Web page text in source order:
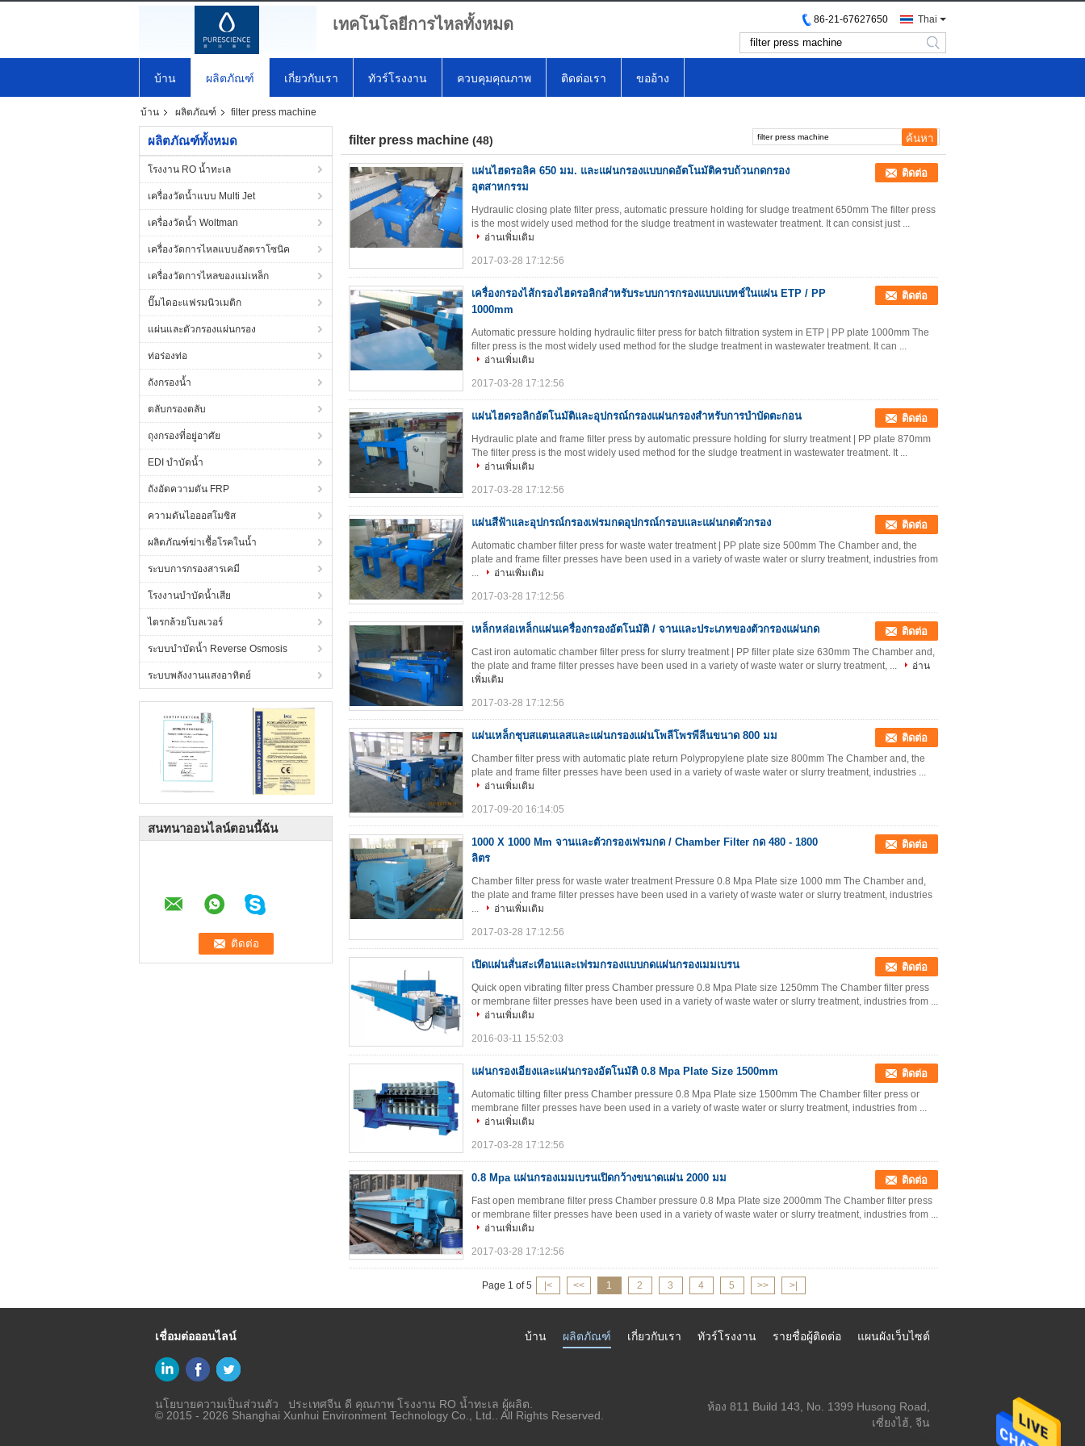
เทคโนโลยีการไหลทั้งหมด Thai
86-21-67627650
search
บ้าน ผลิตภัณฑ์ เกี่ยวกับเรา ทัวร์โรงงาน ควบคุมคุณภาพ ติดต่อเรา ขออ้าง
บ้าน ผลิตภัณฑ์ filter press machine
ผลิตภัณฑ์ทั้งหมด
โรงงาน RO น้ำทะเล
เครื่องวัดน้ำแบบ Multi Jet
เครื่องวัดน้ำ Woltman
เครื่องวัดการไหลแบบอัลตราโซนิค
เครื่องวัดการไหลของแม่เหล็ก
ปั๊มไดอะแฟรมนิวเมติก
แผ่นและตัวกรองแผ่นกรอง
ท่อร่องท่อ
ถังกรองน้ำ
ตลับกรองตลับ
ถุงกรองที่อยู่อาศัย
EDI บำบัดน้ำ
ถังอัดความดัน FRP
ความดันไอออสโมซิส
ผลิตภัณฑ์ฆ่าเชื้อโรคในน้ำ
ระบบการกรองสารเคมี
โรงงานบำบัดน้ำเสีย
ไตรกล้วยโบลเวอร์
ระบบบำบัดน้ำ Reverse Osmosis
ระบบพลังงานแสงอาทิตย์
สนทนาออนไลน์ตอนนี้ฉัน
filter press machine (48)
แผ่นไฮดรอลิค 650 มม. และแผ่นกรองแบบกดอัตโนมัติครบถ้วนกดกรอง
อุตสาหกรรม
ติดต่อ
Hydraulic closing plate filter press, automatic pressure holding for sludge treatment 650mm The filter press
is the most widely used method for the sludge treatment in wastewater treatment. It can consist just ...
อ่านเพิ่มเติม
2017-03-28 17:12:56
เครื่องกรองไส้กรองไฮดรอลิกสำหรับระบบการกรองแบบแบทช์ในแผ่น ETP / PP
1000mm
ติดต่อ
Automatic pressure holding hydraulic filter press for batch filtration system in ETP | PP plate 1000mm The
filter press is the most widely used method for the sludge treatment in wastewater treatment. It can ...
อ่านเพิ่มเติม
2017-03-28 17:12:56
แผ่นไฮดรอลิกอัตโนมัติและอุปกรณ์กรองแผ่นกรองสำหรับการบำบัดตะกอน ติดต่อ
Hydraulic plate and frame filter press by automatic pressure holding for slurry treatment | PP plate 870mm
The filter press is the most widely used method for the sludge treatment in wastewater treatment. It ...
อ่านเพิ่มเติม
2017-03-28 17:12:56
แผ่นสีฟ้าและอุปกรณ์กรองเฟรมกดอุปกรณ์กรอบและแผ่นกดตัวกรอง ติดต่อ
Automatic chamber filter press for waste water treatment | PP plate size 500mm The Chamber and, the
plate and frame filter presses have been used in a variety of waste water or slurry treatment, industries from
...
อ่านเพิ่มเติม
2017-03-28 17:12:56
เหล็กหล่อเหล็กแผ่นเครื่องกรองอัตโนมัติ / จานและประเภทของตัวกรองแผ่นกด ติดต่อ
Cast iron automatic chamber filter press for slurry treatment | PP filter plate size 630mm The Chamber and,
the plate and frame filter presses have been used in a variety of waste water or slurry treatment, ...
อ่าน
เพิ่มเติม
2017-03-28 17:12:56
แผ่นเหล็กชุบสแตนเลสและแผ่นกรองแผ่นโพลีโพรพีลีนขนาด 800 มม ติดต่อ
Chamber filter press with automatic plate return Polypropylene plate size 800mm The Chamber and, the
plate and frame filter presses have been used in a variety of waste water or slurry treatment, industries ...
อ่านเพิ่มเติม
2017-09-20 16:14:05
1000 X 1000 Mm จานและตัวกรองเฟรมกด / Chamber Filter กด 480 - 1800
ลิตร
ติดต่อ
Chamber filter press for waste water treatment Pressure 0.8 Mpa Plate size 1000 mm The Chamber and,
the plate and frame filter presses have been used in a variety of waste water or slurry treatment, industries
...
อ่านเพิ่มเติม
2017-03-28 17:12:56
เปิดแผ่นสั่นสะเทือนและเฟรมกรองแบบกดแผ่นกรองเมมเบรน ติดต่อ
Quick open vibrating filter press Chamber pressure 0.8 Mpa Plate size 1250mm The Chamber filter press
or membrane filter presses have been used in a variety of waste water or slurry treatment, industries from ...
อ่านเพิ่มเติม
2016-03-11 15:52:03
แผ่นกรองเอียงและแผ่นกรองอัตโนมัติ 0.8 Mpa Plate Size 1500mm ติดต่อ
Automatic tilting filter press Chamber pressure 0.8 Mpa Plate size 1500mm The Chamber filter press or
membrane filter presses have been used in a variety of waste water or slurry treatment, industries from ...
อ่านเพิ่มเติม
2017-03-28 17:12:56
0.8 Mpa แผ่นกรองเมมเบรนเปิดกว้างขนาดแผ่น 2000 มม ติดต่อ
Fast open membrane filter press Chamber pressure 0.8 Mpa Plate size 2000mm The Chamber filter press
or membrane filter presses have been used in a variety of waste water or slurry treatment, industries from ...
อ่านเพิ่มเติม
2017-03-28 17:12:56
Page 1 of 5 |< << 1 2 3 4 5 >> >|
เชื่อมต่อออนไลน์ แผนผังเว็บไซต์
รายชื่อผู้ติดต่อ
ทัวร์โรงงาน
เกี่ยวกับเรา
ผลิตภัณฑ์
บ้าน
นโยบายความเป็นส่วนตัว
ประเทศจีน ดี คุณภาพ โรงงาน RO น้ำทะเล ผู้ผลิต.
© 2015 - 2026 Shanghai Xunhui Environment Technology Co., Ltd.. All Rights Reserved.
ห้อง 811 Build 143, No. 1399 Husong Road,
เซี่ยงไฮ้, จีน